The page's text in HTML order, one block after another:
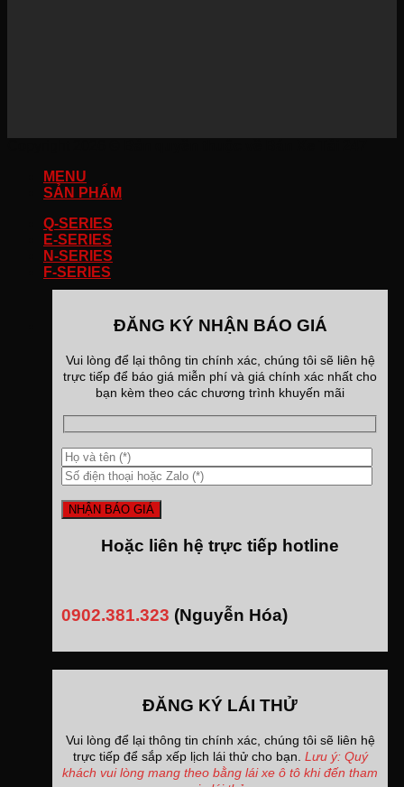
MENU
SẢN PHẨM
Q-SERIES
E-SERIES
N-SERIES
F-SERIES
ĐĂNG KÝ NHẬN BÁO GIÁ
Vui lòng để lại thông tin chính xác, chúng tôi sẽ liên hệ
trực tiếp để báo giá miễn phí và giá chính xác nhất cho
bạn kèm theo các chương trình khuyến mãi
Hoặc liên hệ trực tiếp hotline
0902.381.323 (Nguyễn Hóa)
ĐĂNG KÝ LÁI THỬ
Vui lòng để lại thông tin chính xác, chúng tôi sẽ liên hệ
trực tiếp để sắp xếp lịch lái thử cho bạn. Lưu ý: Quý
khách vui lòng mang theo bằng lái xe ô tô khi đến tham